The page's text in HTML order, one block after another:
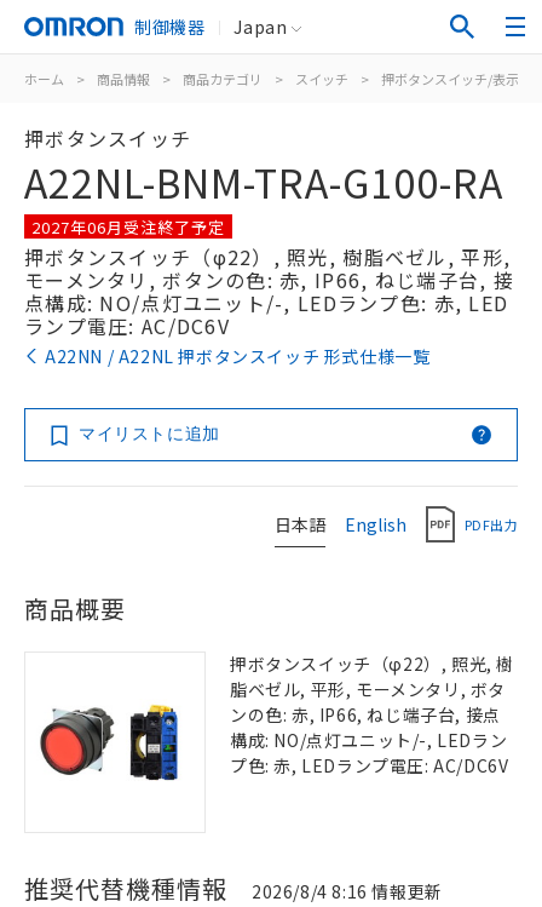
制御機器 Japan
ホーム > 商品情報 > 商品カテゴリ > スイッチ > 押ボタンスイッチ/表示灯
押ボタンスイッチ
A22NL-BNM-TRA-G100-RA
2027年06月受注終了予定
押ボタンスイッチ（φ22）, 照光, 樹脂ベゼル, 平形,
モーメンタリ, ボタンの色: 赤, IP66, ねじ端子台, 接
点構成: NO/点灯ユニット/-, LEDランプ色: 赤, LED
ランプ電圧: AC/DC6V
A22NN / A22NL 押ボタンスイッチ 形式仕様一覧
マイリストに追加
日本語 English PDF出力
商品概要
押ボタンスイッチ（φ22）, 照光, 樹
脂ベゼル, 平形, モーメンタリ, ボタ
ンの色: 赤, IP66, ねじ端子台, 接点
構成: NO/点灯ユニット/-, LEDラン
プ色: 赤, LEDランプ電圧: AC/DC6V
推奨代替機種情報 2026/8/4 8:16 情報更新